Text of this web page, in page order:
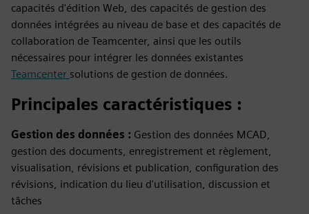
capacités d'édition Web, des capacités de gestion des
données intégrées au niveau de base et des capacités de
collaboration de Teamcenter, ainsi que les outils
nécessaires pour intégrer les données existantes
Teamcenter solutions de gestion de données.
Principales caractéristiques :
Gestion des données : Gestion des données MCAD,
gestion des documents, enregistrement et règlement,
visualisation, révisions et publication, configuration des
révisions, indication du lieu d'utilisation, discussion et
tâches